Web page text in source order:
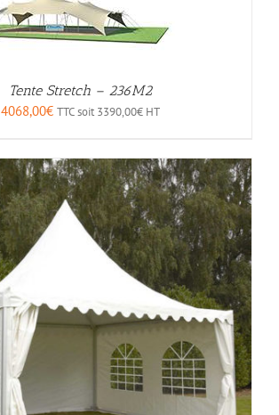
Tente Stretch – 236M2
4068,00€ TTC soit 3390,00€HT